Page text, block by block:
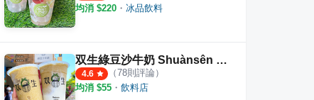
均消 $220 ・ 冰品飲料
双生綠豆沙牛奶 Shuànsên beverages
4.6 （78則評論）
均消 $55 ・ 飲料店